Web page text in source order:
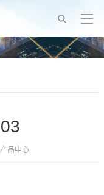
产品中心